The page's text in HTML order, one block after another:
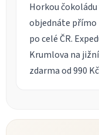
Horkou
objednáte přímo
po celé ČR.
Krumlova na
zdarma od 990